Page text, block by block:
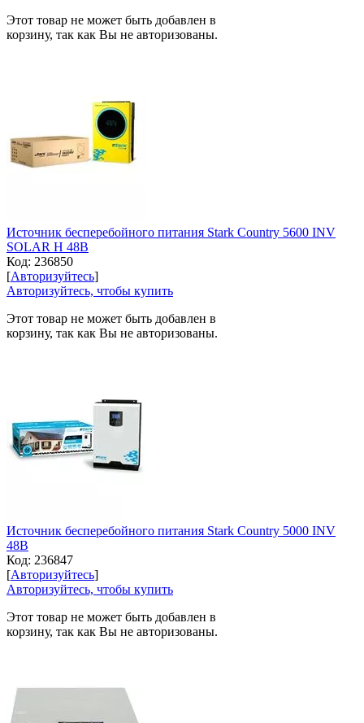
Этот товар не может быть добавлен в
корзину, так как Вы не авторизованы.
Источник бесперебойного питания Stark Country 5600 INV
SOLAR H 48В
Код: 236850
[Авторизуйтесь]
Авторизуйтесь, чтобы купить
Этот товар не может быть добавлен в
корзину, так как Вы не авторизованы.
Источник бесперебойного питания Stark Country 5000 INV
48В
Код: 236847
[Авторизуйтесь]
Авторизуйтесь, чтобы купить
Этот товар не может быть добавлен в
корзину, так как Вы не авторизованы.